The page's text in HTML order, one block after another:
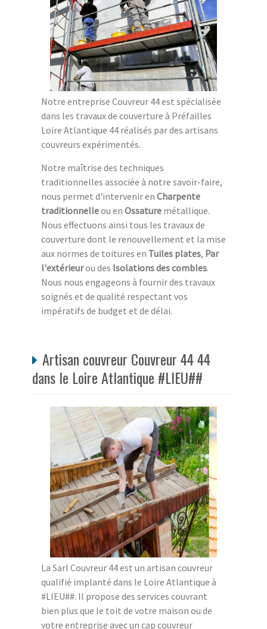
Notre entreprise Couvreur 44 est spécialisée
dans les travaux de couverture à Préfailles
Loire Atlantique 44 réalisés par des artisans
couvreurs expérimentés.
Notre maîtrise des techniques
traditionnelles associée à notre savoir-faire,
nous permet d'intervenir en Charpente
traditionnelleou en Ossature métallique.
Nous effectuons ainsi tous les travaux de
couverture dont le renouvellement et la mise
aux normes de toitures en Tuiles plates, Par
l'extérieurou des Isolations des combles.
Nous nous engageons à fournir des travaux
soignés et de qualité respectant vos
impératifs de budget et de délai.
Artisan couvreur Couvreur 44 44
dans le Loire Atlantique #LIEU##
La Sarl Couvreur 44 est un artisan couvreur
qualifié implanté dans le Loire Atlantique à
#LIEU##. Il propose des services couvrant
bien plus que le toit de votre maison ou de
votre entreprise avec un cap couvreur